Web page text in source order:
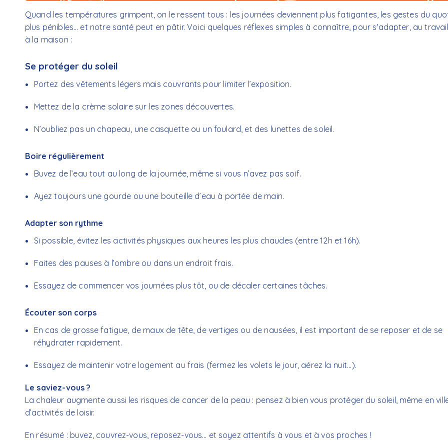
Quand les températures grimpent, on le ressent tous : les journées deviennent plus fatigantes, les gestes du
plus pénibles… et notre santé peut en pâtir. Voici quelques réflexes simples à connaître, pour s'adapter, au
à la maison :
Se protéger du soleil
Portez des vêtements légers mais couvrants pour limiter l’exposition.
Mettez de la crème solaire sur les zones découvertes.
N’oubliez pas un chapeau, une casquette ou un foulard, et des lunettes de soleil.
Boire régulièrement
Buvez de l’eau tout au long de la journée, même si vous n’avez pas soif.
Ayez toujours une gourde ou une bouteille d’eau à portée de main.
Adapter son rythme
Si possible, évitez les activités physiques aux heures les plus chaudes (entre 12h et 16h).
Faites des pauses à l’ombre ou dans un endroit frais.
Essayez de commencer vos journées plus tôt, ou de décaler certaines tâches.
Écouter son corps
En cas de grosse fatigue, de maux de tête, de vertiges ou de nausées, il est important de se reposer et de se
réhydrater rapidement.
Essayez de maintenir votre logement au frais (fermez les volets le jour, aérez la nuit…).
Le saviez-vous ?
La chaleur augmente aussi les risques de cancer de la peau : pensez à bien vous protéger du soleil, même en
d’activités de loisir.
En résumé : buvez, couvrez-vous, reposez-vous… et soyez attentifs à vous et à vos proches !